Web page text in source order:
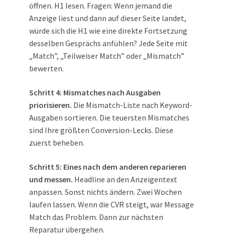
öffnen. H1 lesen. Fragen: Wenn jemand die
Anzeige liest und dann auf dieser Seite landet,
würde sich die H1 wie eine direkte Fortsetzung
desselben Gesprächs anfühlen? Jede Seite mit
„Match”, „Teilweiser Match” oder „Mismatch”
bewerten.
Schritt 4: Mismatches nach Ausgaben
priorisieren. Die Mismatch-Liste nach Keyword-
Ausgaben sortieren. Die teuersten Mismatches
sind Ihre größten Conversion-Lecks. Diese
zuerst beheben.
Schritt 5: Eines nach dem anderen reparieren
und messen. Headline an den Anzeigentext
anpassen. Sonst nichts ändern. Zwei Wochen
laufen lassen. Wenn die CVR steigt, war Message
Match das Problem. Dann zur nächsten
Reparatur übergehen.